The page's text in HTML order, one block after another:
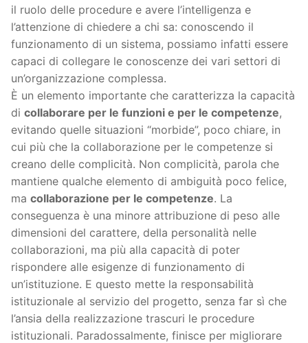
il ruolo delle procedure e avere l’intelligenza e
l’attenzione di chiedere a chi sa: conoscendo il
funzionamento di un sistema, possiamo infatti essere
capaci di collegare le conoscenze dei vari settori di
un’organizzazione complessa.
È un elemento importante che caratterizza la capacità
di collaborare per le funzioni e per le competenze,
evitando quelle situazioni “morbide”, poco chiare, in
cui più che la collaborazione per le competenze si
creano delle complicità. Non complicità, parola che
mantiene qualche elemento di ambiguità poco felice,
ma collaborazione per le competenze. La
conseguenza è una minore attribuzione di peso alle
dimensioni del carattere, della personalità nelle
collaborazioni, ma più alla capacità di poter
rispondere alle esigenze di funzionamento di
un’istituzione. E questo mette la responsabilità
istituzionale al servizio del progetto, senza far sì che
l’ansia della realizzazione trascuri le procedure
istituzionali. Paradossalmente, finisce per migliorare